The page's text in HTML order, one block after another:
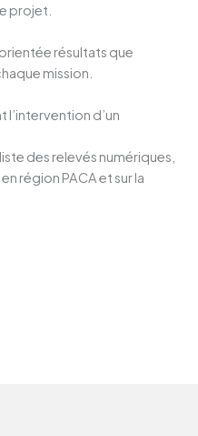
projet.
résultats que
mission.
l’intervention d’un
des relevés numériques,
région PACA et sur la